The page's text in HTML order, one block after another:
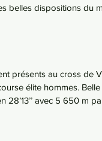
belles dispositions du
présents au cross de
élite hommes.
avec 5 650 m